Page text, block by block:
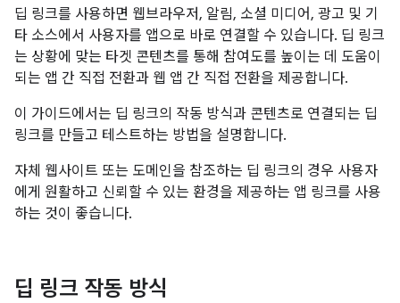
딥 링크를 사용하면 웹브라우저, 알림, 소셜 미디어, 광고 및 기
타 소스에서 사용자를 앱으로 바로 연결할 수 있습니다. 딥 링크
는 상황에 맞는 타겟 콘텐츠를 통해 참여도를 높이는 데 도움이
되는 앱 간 직접 전환과 웹 앱 간 직접 전환을 제공합니다.
이 가이드에서는 딥 링크의 작동 방식과 콘텐츠로 연결되는 딥
링크를 만들고 테스트하는 방법을 설명합니다.
자체 웹사이트 또는 도메인을 참조하는 딥 링크의 경우 사용자
에게 원활하고 신뢰할 수 있는 환경을 제공하는 앱 링크를 사용
하는 것이 좋습니다.
딥 링크 작동 방식